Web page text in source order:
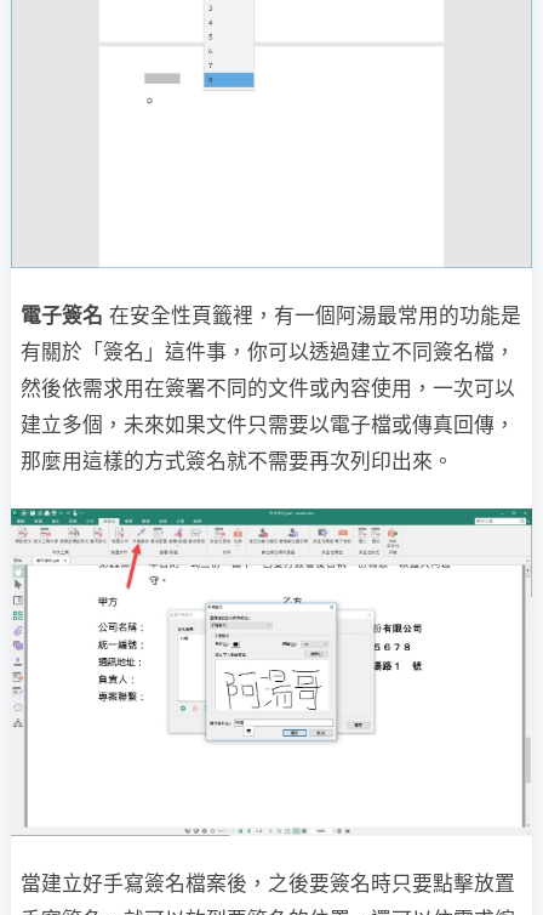
電子簽名 在安全性頁籤裡，有一個阿湯最常用的功能是
有關於「簽名」這件事，你可以透過建立不同簽名檔，
然後依需求用在簽署不同的文件或內容使用，一次可以
建立多個，未來如果文件只需要以電子檔或傳真回傳，
那麼用這樣的方式簽名就不需要再次列印出來。
當建立好手寫簽名檔案後，之後要簽名時只要點擊放置